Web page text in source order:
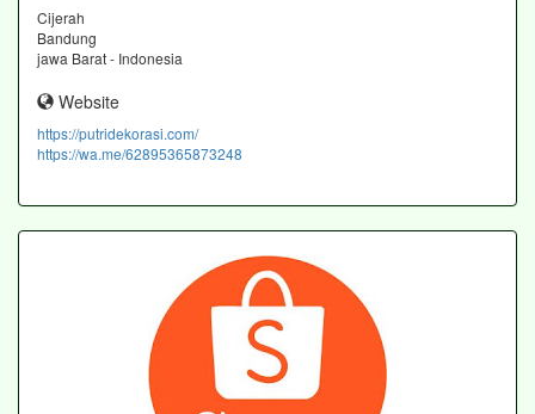
Cijerah
Bandung
jawa Barat - Indonesia
Website
https://putridekorasi.com/
https://wa.me/62895365873248